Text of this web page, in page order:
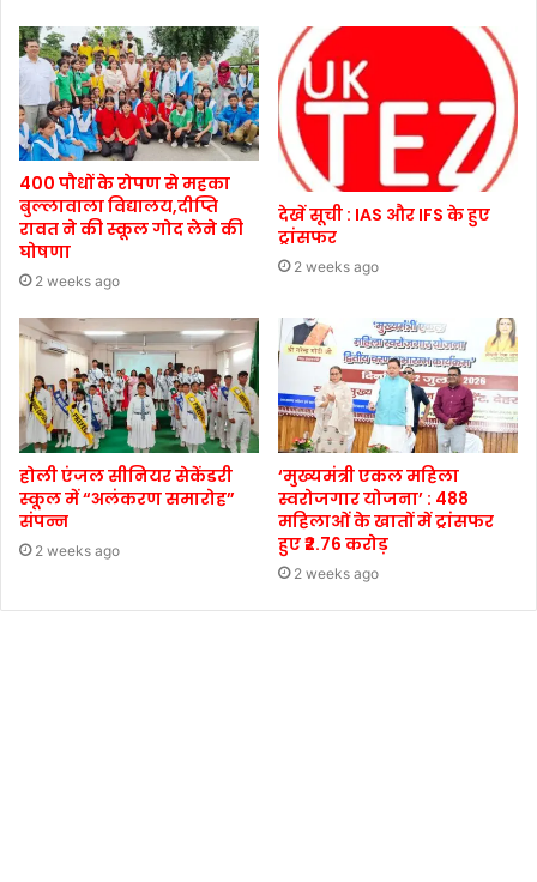
400 पौधों के रोपण से महका
बुल्लावाला विद्यालय,दीप्ति
रावत ने की स्कूल गोद लेने की
घोषणा
2 weeks ago
देखें सूची : IAS और IFS के हुए
ट्रांसफर
2 weeks ago
होली एंजल सीनियर सेकेंडरी
स्कूल में “अलंकरण समारोह”
संपन्न
2 weeks ago
‘मुख्यमंत्री एकल महिला
स्वरोजगार योजना’ : 488
महिलाओं के खातों में ट्रांसफर
हुए ₹2.76 करोड़
2 weeks ago